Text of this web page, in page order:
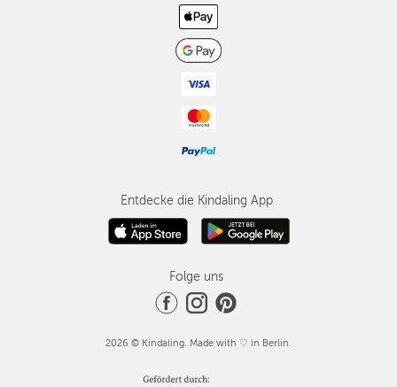
Entdecke die Kindaling App
Folge uns
2026 © Kindaling. Made with ♡ in Berlin.